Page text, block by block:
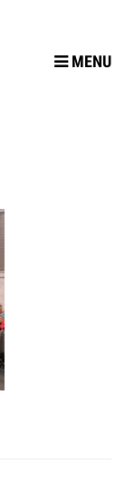
MENU